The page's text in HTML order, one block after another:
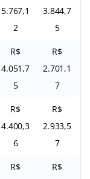
5.767,1
2
3.844,7
5
R$
4.051,7
5
R$
2.701,1
7
R$
4.400,3
6
R$
2.933,5
7
R$
R$